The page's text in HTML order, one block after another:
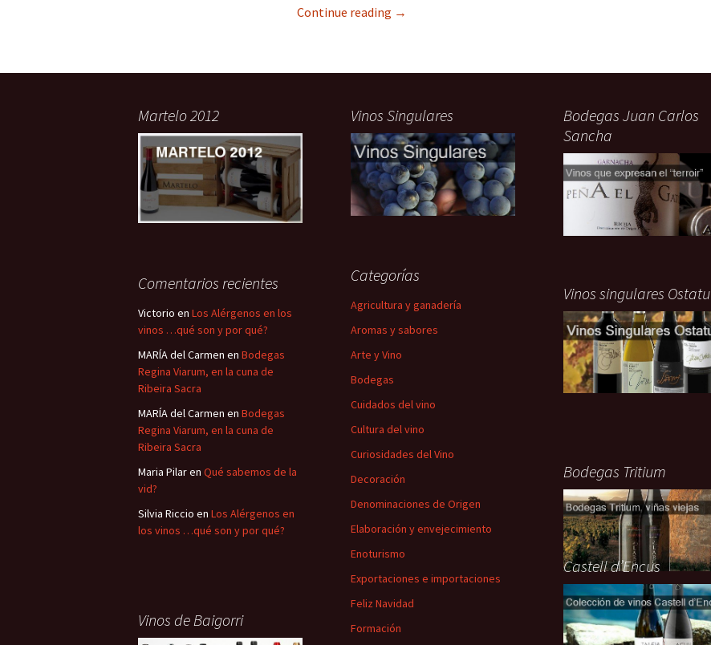
Continue reading →
Martelo 2012 Vinos Singulares
Bodegas Juan Carlos
Sancha
Categorías
Agricultura y ganadería
Aromas y sabores
Arte y Vino
Bodegas
Cuidados del vino
Cultura del vino
Curiosidades del Vino
Decoración
Denominaciones de Origen
Elaboración y envejecimiento
Enoturismo
Exportaciones e importaciones
Feliz Navidad
Formación
Comentarios recientes
Victorio en Los Alérgenos en los
vinos …qué son y por qué?
MARÍA del Carmen en Bodegas
Regina Viarum, en la cuna de
Ribeira Sacra
MARÍA del Carmen en Bodegas
Regina Viarum, en la cuna de
Ribeira Sacra
Maria Pilaren Qué sabemos de la
vid?
Silvia Riccio en Los Alérgenos en
los vinos …qué son y por qué?
Vinos singulares Ostatu
Bodegas Tritium
Castell d’Encus
Vinos de Baigorri